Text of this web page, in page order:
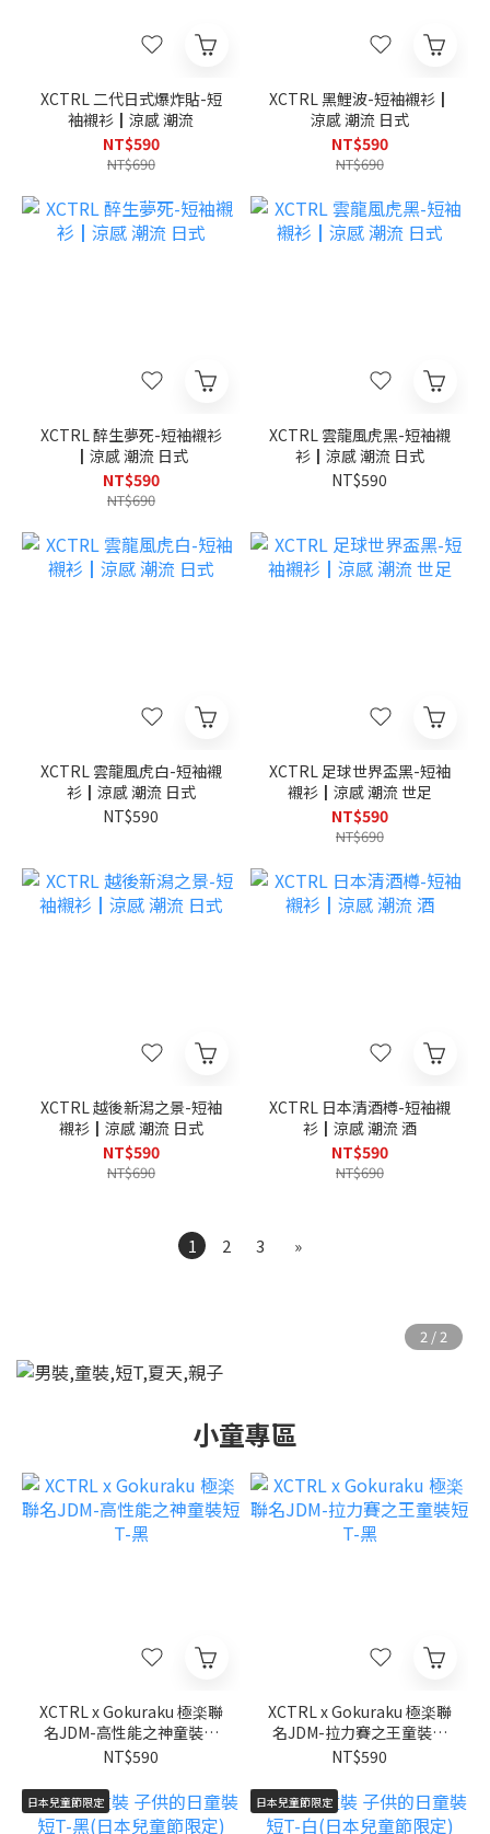
XCTRL 二代日式爆炸貼-短
袖襯衫┃涼感 潮流
NT$590
NT$690
XCTRL 黑鯉波-短袖襯衫┃
涼感 潮流 日式
NT$590
NT$690
XCTRL 醉生夢死-短袖襯衫
┃涼感 潮流 日式
NT$590
NT$690
XCTRL 雲龍風虎黑-短袖襯
衫┃涼感 潮流 日式
NT$590
XCTRL 雲龍風虎白-短袖襯
衫┃涼感 潮流 日式
NT$590
XCTRL 足球世界盃黑-短袖
襯衫┃涼感 潮流 世足
NT$590
NT$690
XCTRL 越後新潟之景-短袖
襯衫┃涼感 潮流 日式
NT$590
NT$690
XCTRL 日本清酒樽-短袖襯
衫┃涼感 潮流 酒
NT$590
NT$690
1 2 3 »
小童專區
XCTRL x Gokuraku 極楽聯
名JDM-高性能之神童裝短
T-黑
NT$590
XCTRL x Gokuraku 極楽聯
名JDM-拉力賽之王童裝短
T-黑
NT$590
日本兒童節限定 日本兒童節限定